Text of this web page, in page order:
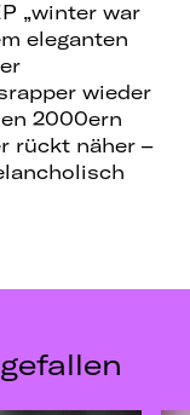
„winter war
eleganten
wieder
2000ern
rückt näher –